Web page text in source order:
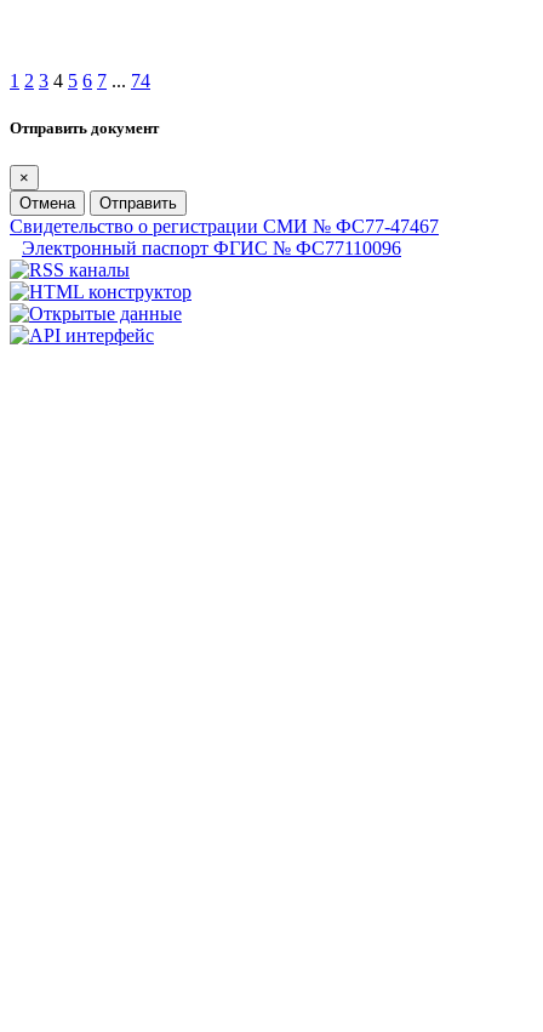
1 2 3 4 5 6 7 ... 74
Отправить документ
×
Отмена
Отправить
Свидетельство о регистрации СМИ № ФС77-47467
Электронный паспорт ФГИС № ФС77110096